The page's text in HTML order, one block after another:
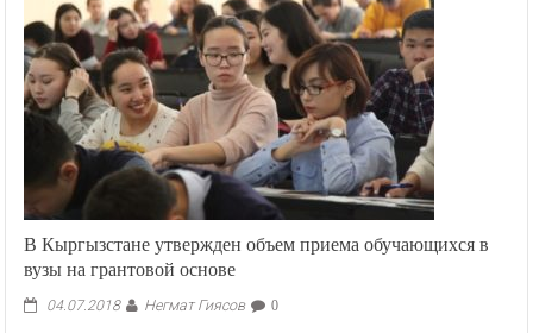
В Кыргызстане утвержден объем приема обучающихся в
вузы на грантовой основе
04.07.2018 Негмат Гиясов 0